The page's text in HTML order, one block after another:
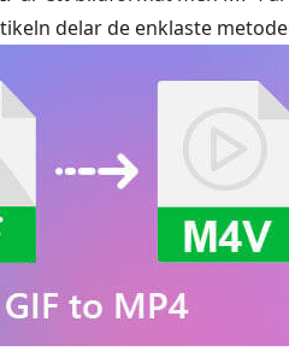
delar de enklaste